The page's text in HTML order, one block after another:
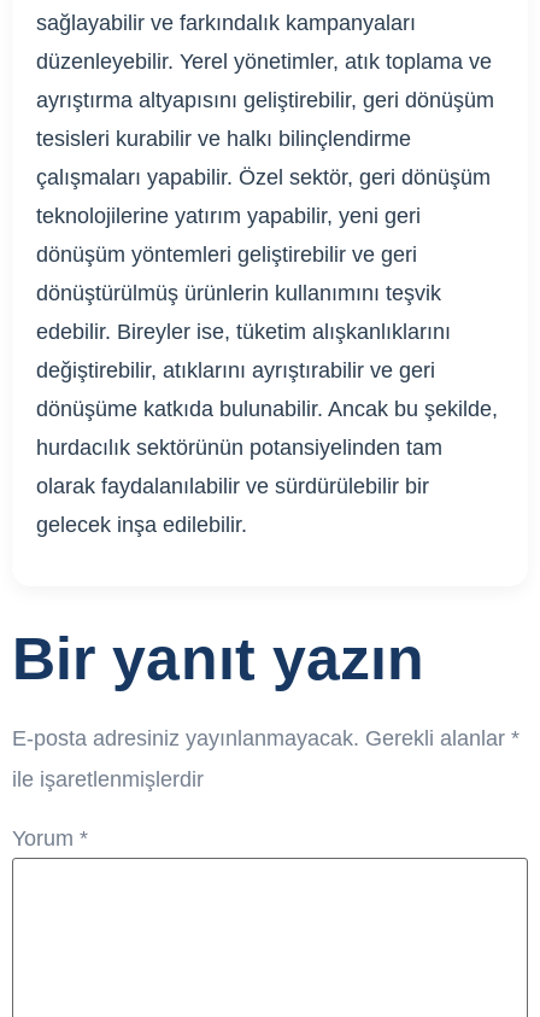
sağlayabilir ve farkındalık kampanyaları
düzenleyebilir. Yerel yönetimler, atık toplama ve
ayrıştırma altyapısını geliştirebilir, geri dönüşüm
tesisleri kurabilir ve halkı bilinçlendirme
çalışmaları yapabilir. Özel sektör, geri dönüşüm
teknolojilerine yatırım yapabilir, yeni geri
dönüşüm yöntemleri geliştirebilir ve geri
dönüştürülmüş ürünlerin kullanımını teşvik
edebilir. Bireyler ise, tüketim alışkanlıklarını
değiştirebilir, atıklarını ayrıştırabilir ve geri
dönüşüme katkıda bulunabilir. Ancak bu şekilde,
hurdacılık sektörünün potansiyelinden tam
olarak faydalanılabilir ve sürdürülebilir bir
gelecek inşa edilebilir.
Bir yanıt yazın
E-posta adresiniz yayınlanmayacak. Gerekli alanlar *
ile işaretlenmişlerdir
Yorum *